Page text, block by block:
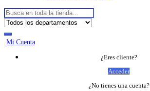
Buscar:
Mi Cuenta
¿Eres cliente?
Acceder
¿No tienes una cuenta?